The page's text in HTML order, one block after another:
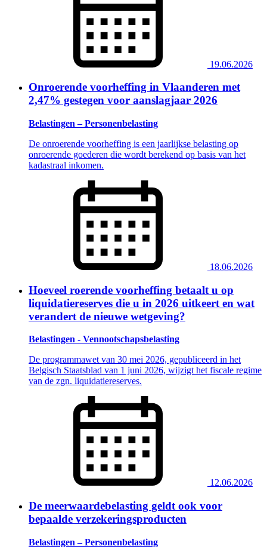
19.06.2026
Onroerende voorheffing in Vlaanderen met
2,47% gestegen voor aanslagjaar 2026
Belastingen – Personenbelasting
De onroerende voorheffing is een jaarlijkse belasting op
onroerende goederen die wordt berekend op basis van het
kadastraal inkomen.
18.06.2026
Hoeveel roerende voorheffing betaalt u op
liquidatiereserves die u in 2026 uitkeert en wat
verandert de nieuwe wetgeving?
Belastingen - Vennootschapsbelasting
De programmawet van 30 mei 2026, gepubliceerd in het
Belgisch Staatsblad van 1 juni 2026, wijzigt het fiscale regime
van de zgn. liquidatiereserves.
12.06.2026
De meerwaardebelasting geldt ook voor
bepaalde verzekeringsproducten
Belastingen – Personenbelasting